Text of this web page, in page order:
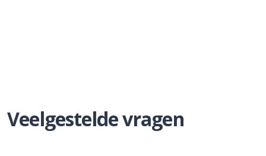
Veelgestelde vragen